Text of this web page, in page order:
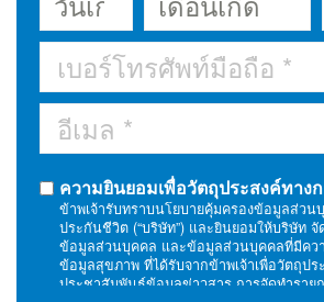
ความยินยอมเพื่อวัตถุประสงค์ทาง
ข้าพเจ้ารับทราบนโยบายคุ้มครองข้อมูลส่วน
ประกันชีวิต (“บริษัท”) และยินยอมให้บริษัท จั
ข้อมูลส่วนบุคคล และข้อมูลส่วนบุคคลที่มีคว
ข้อมูลสุขภาพ ที่ได้รับจากข้าพเจ้าเพื่อวัตถุปร
ประชาสัมพันธ์ข้อมูลข่าวสาร การจัดทำราย